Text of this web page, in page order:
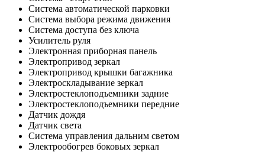
Система автоматической парковки
Система выбора режима движения
Система доступа без ключа
Усилитель руля
Электронная приборная панель
Электропривод зеркал
Электропривод крышки багажника
Электроскладывание зеркал
Электростеклоподъемники задние
Электростеклоподъемники передние
Датчик дождя
Датчик света
Система управления дальним светом
Электрообогрев боковых зеркал